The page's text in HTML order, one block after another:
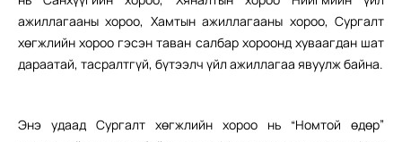
ажиллагааны хороо, Хамтын ажиллагааны хороо, Сургалт
хөгжлийн хороо гэсэн таван салбар хороонд хуваагдан шат
дараатай, тасралтгүй, бүтээлч үйл ажиллагаа явуулж байна.
Энэ удаад Сургалт хөгжлийн хороо нь “Номтой өдөр”